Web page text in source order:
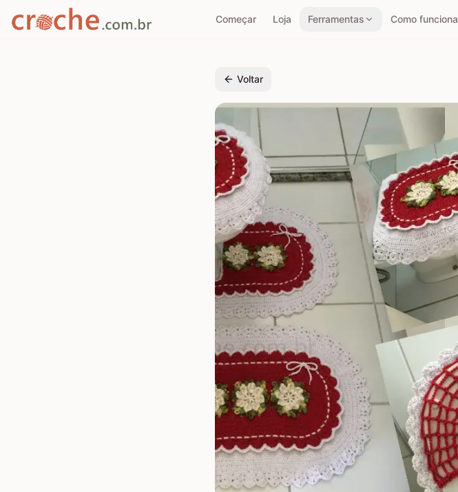
Começar Loja Ferramentas Como funciona
Voltar